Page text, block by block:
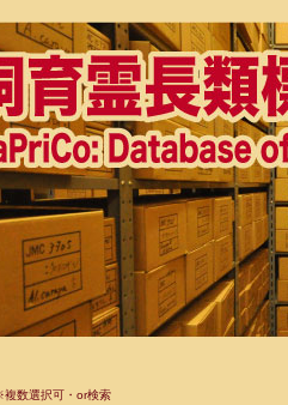
数選択可・or検索